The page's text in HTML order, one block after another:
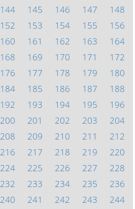
144 145 146 147
148
152 153 154 155
156
160 161 162 163
164
168 169 170 171
172
176 177 178 179
180
184 185 186 187
188
192 193 194 195
196
200 201 202 203
204
208 209 210 211
212
216 217 218 219
220
224 225 226 227
228
232 233 234 235
236
240 241 242 243
244